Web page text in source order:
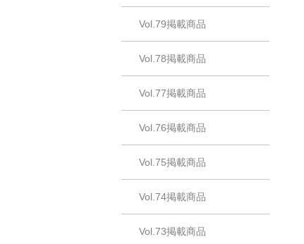
Vol.79掲載商品
Vol.78掲載商品
Vol.77掲載商品
Vol.76掲載商品
Vol.75掲載商品
Vol.74掲載商品
Vol.73掲載商品